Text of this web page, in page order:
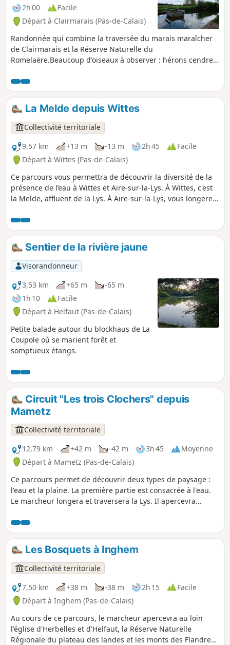
2h 00
Facile
Départ à Clairmarais (Pas-de-Calais)
Randonnée qui combine la traversée du marais maraîcher
de Clairmarais et la Réserve Naturelle du
Romelaëre.Beaucoup d'oiseaux à observer : hérons cendres,
randonnée : la traversée des canaux avec les bacs à chaines
qui plaira aux petits et aux grands !Attention : les bacs à
chaine et ponts levis ne fonctionnent que du 15 mars au 5
septembre.
La Melde depuis Wittes
Collectivité territoriale
9,57 km
+13 m -13 m 2h 45
Facile
Départ à Wittes (Pas-de-Calais)
Ce parcours vous permettra de découvrir la diversité de la
présence de l’eau à Wittes et Aire-sur-la-Lys. À Wittes, c'est
la Melde, affluent de la Lys. À Aire-sur-la-Lys, vous longerez
Ballastière et le Canal de Neuffossé. C'est un sentier balisé
de la Communauté d'Agglomération du Pays de Saint-Omer.
Sentier de la rivière jaune
Visorandonneur
3,53 km
+65 m
-65 m
1h 10
Facile
Départ à Helfaut (Pas-de-Calais)
Petite balade autour du blockhaus de La
Coupole où se marient forêt et
somptueux étangs.
Circuit "Les trois Clochers" depuis
Mametz
Collectivité territoriale
12,79 km
+42 m -42 m 3h 45
Moyenne
Départ à Mametz (Pas-de-Calais)
Ce parcours permet de découvrir deux types de paysage :
l'eau et la plaine. La première partie est consacrée à l'eau.
Le marcheur longera et traversera la Lys. Il apercevra
de Mametz. La deuxième partie, c'est la plaine. En outre, il
passera à proximité de trois églises : l'Église Saint-Vaast à
Mametz, puis l'Église Saint-Honoré à Crecques et l'Église
Saint-Quentin à Marthes. C'est un sentier balisé de la
Communauté d'Agglomération du Pays de Saint-Omer.
Les Bosquets à Inghem
Collectivité territoriale
7,50 km
+38 m -38 m 2h 15
Facile
Départ à Inghem (Pas-de-Calais)
Au cours de ce parcours, le marcheur apercevra au loin
l'église d'Herbelles et d'Helfaut, la Réserve Naturelle
Régionale du plateau des landes et les monts des Flandres.